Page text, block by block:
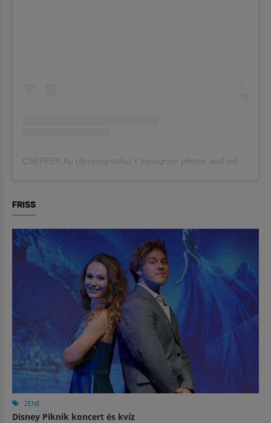
CSEPPEK.hu (@cseppekhu ) • Instagram photos and videos
FRISS
ZENE
Disney Piknik koncert és kvíz